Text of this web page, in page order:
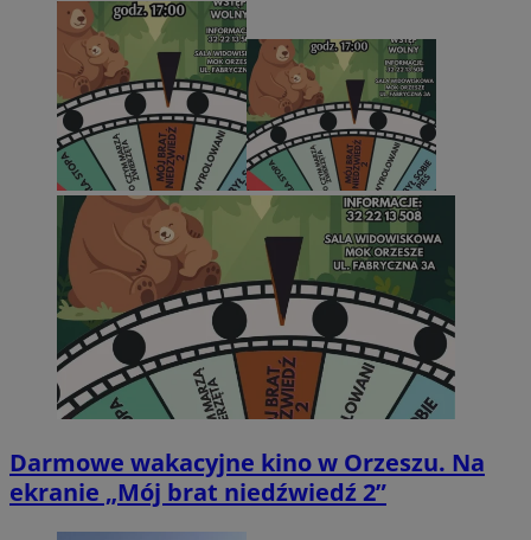
Darmowe wakacyjne kino w Orzeszu. Na
ekranie „Mój brat niedźwiedź 2”